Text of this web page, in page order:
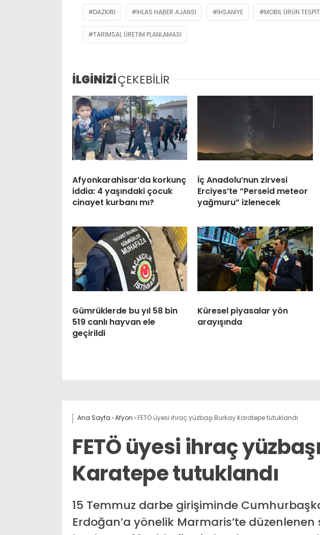
DAZKIRI IHLAS HABER AJANSI İHSANIYE MOBIL ÜRÜN
TARIMSAL ÜRETIM PLANLAMASI
İLGİNİZİÇEKEBİLİR
Afyonkarahisar’da korkunç
iddia: 4 yaşındaki çocuk
cinayet kurbanı mı?
İç Anadolu’nun zirvesi
Erciyes’te “Perseid meteor
yağmuru” izlenecek
Gümrüklerde bu yıl 58 bin
519 canlı hayvan ele
geçirildi
Küresel piyasalar yön
arayışında
Ana Sayfa ›Afyon › FETÖ üyesi ihraç yüzbaşı Burkay Karatepe tutuklandı
FETÖ üyesi ihraç
Karatepe tutuklandı
15 Temmuz darbe girişiminde
Erdoğan’a yönelik Marmaris’te